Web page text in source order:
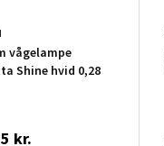
vågelampe
Shine hvid 0,28
kr.